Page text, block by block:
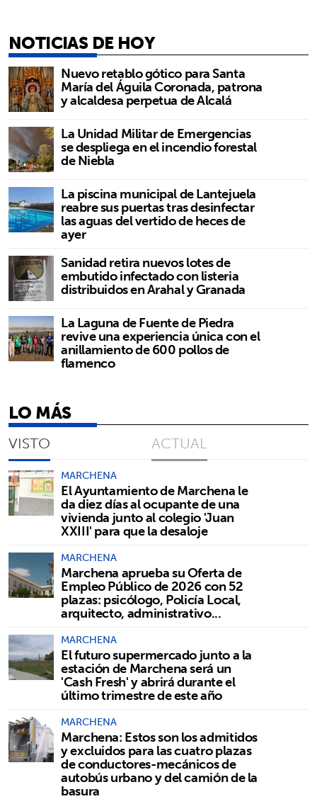
NOTICIAS DE HOY
Nuevo retablo gótico para Santa
María del Águila Coronada, patrona
y alcaldesa perpetua de Alcalá
La Unidad Militar de Emergencias
se despliega en el incendio forestal
de Niebla
La piscina municipal de Lantejuela
reabre sus puertas tras desinfectar
las aguas del vertido de heces de
ayer
Sanidad retira nuevos lotes de
embutido infectado con listeria
distribuidos en Arahal y Granada
La Laguna de Fuente de Piedra
revive una experiencia única con el
anillamiento de 600 pollos de
flamenco
LO MÁS
VISTO ACTUAL
MARCHENA
El Ayuntamiento de Marchena le
da diez días al ocupante de una
vivienda junto al colegio 'Juan
XXIII' para que la desaloje
MARCHENA
Marchena aprueba su Oferta de
Empleo Público de 2026 con 52
plazas: psicólogo, Policía Local,
arquitecto, administrativo...
MARCHENA
El futuro supermercado junto a la
estación de Marchena será un
'Cash Fresh' y abrirá durante el
último trimestre de este año
MARCHENA
Marchena: Estos son los admitidos
y excluidos para las cuatro plazas
de conductores-mecánicos de
autobús urbano y del camión de la
basura